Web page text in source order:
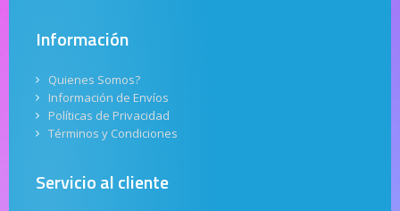
Información
Quienes Somos?
Información de Envíos
Políticas de Privacidad
Términos y Condiciones
Servicio al cliente